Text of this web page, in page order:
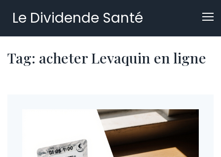
Le Dividende Santé
Tag: acheter Levaquin en ligne